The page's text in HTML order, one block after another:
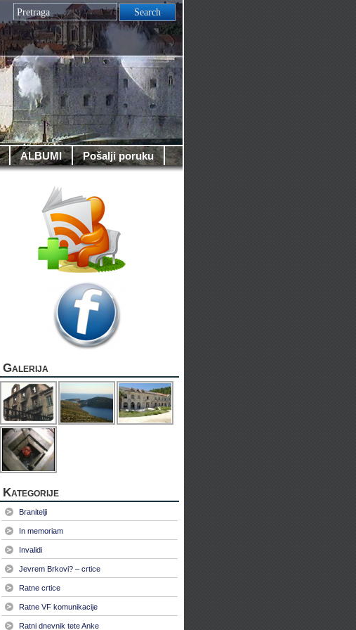
ALBUMI Pošalji poruku
Galerija
Kategorije
Branitelji
In memoriam
Invalidi
Jevrem Brkovi? – crtice
Ratne crtice
Ratne VF komunikacije
Ratni dnevnik tete Anke